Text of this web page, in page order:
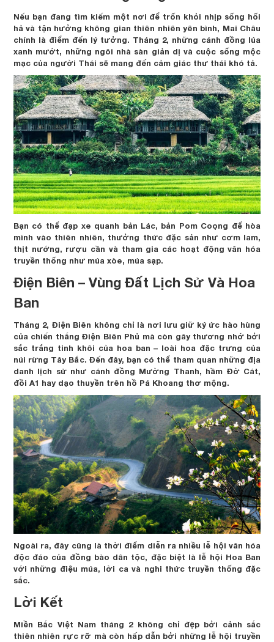
Nếu bạn đang tìm kiếm một nơi để trốn khỏi nhịp sống hối
hả và tận hưởng không gian thiên nhiên yên bình, Mai Châu
chính là điểm đến lý tưởng. Tháng 2, những cánh đồng lúa
xanh mướt, những ngôi nhà sàn giản dị và cuộc sống mộc
mạc của người Thái sẽ mang đến cảm giác thư thái khó tả.
Bạn có thể đạp xe quanh bản Lác, bản Pom Coọng để hòa
mình vào thiên nhiên, thưởng thức đặc sản như cơm lam,
thịt nướng, rượu cần và tham gia các hoạt động văn hóa
truyền thống như múa xòe, múa sạp.
Điện Biên – Vùng Đất Lịch Sử Và Hoa
Ban
Tháng 2, Điện Biên không chỉ là nơi lưu giữ ký ức hào hùng
của chiến thắng Điện Biên Phủ mà còn gây thương nhớ bởi
sắc trắng tinh khôi của hoa ban – loài hoa đặc trưng của
núi rừng Tây Bắc. Đến đây, bạn có thể tham quan những địa
danh lịch sử như cánh đồng Mường Thanh, hầm Đờ Cát,
đồi A1 hay dạo thuyền trên hồ Pá Khoang thơ mộng.
Ngoài ra, đây cũng là thời điểm diễn ra nhiều lễ hội văn hóa
độc đáo của đồng bào dân tộc, đặc biệt là lễ hội Hoa Ban
với những điệu múa, lời ca và nghi thức truyền thống đặc
sắc.
Lời Kết
Miền Bắc Việt Nam tháng 2 không chỉ đẹp bởi cảnh sắc
thiên nhiên rực rỡ mà còn hấp dẫn bởi những lễ hội truyền